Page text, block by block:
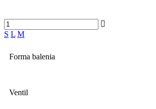
S L M
Forma balenia
Ventil